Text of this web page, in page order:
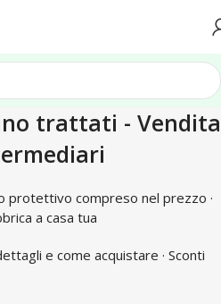
trattati - Vendita
protettivo compreso nel prezzo ·
a casa tua
e come acquistare · Sconti